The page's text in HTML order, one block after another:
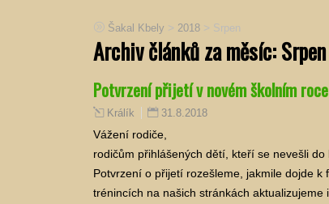
Šakal Kbely > 2018 > Srpen
Archiv článků za měsíc:
Potvrzení přijetí v novém školním roce
Králík 31.8.2018
Vážení rodiče,
rodičům přihlášených dětí, kteří se nevešli
Potvrzení o přijetí rozešleme, jakmile dojde
trénincích na našich stránkách